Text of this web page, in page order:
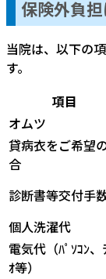
保険外負
当院は、以下の
す。
項目
オムツ
貸病衣をご希望
合
診断書等交付手
個人洗濯代
電気代（ﾊﾟｿｺﾝ、
ｵ等）